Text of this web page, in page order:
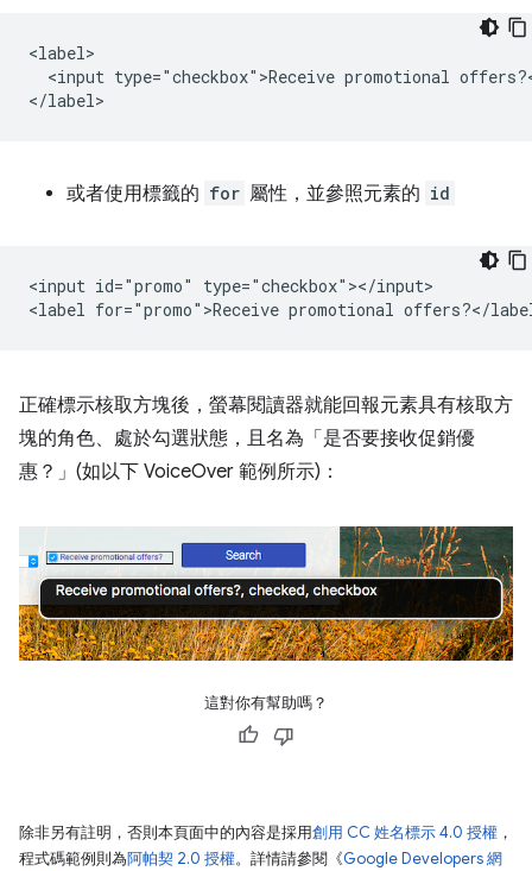
<label>
<input type="checkbox">Receive promotional
或者使用標籤的 for 屬性，並參照元素的 id
<input id="promo" type="checkbox"></input>
正確標示核取方塊後，螢幕閱讀器就能回報元素具有核取方
塊的角色、處於勾選狀態，且名為「是否要接收促銷優
惠？」(如以下 VoiceOver 範例所示)：
這對你有幫助嗎？
除非另有註明，否則本頁面中的內容是採用創用 CC 姓名標示 4.0 授權 ，
程式碼範例則為阿帕契 2.0 授權。詳情請參閱《Google Developers 網